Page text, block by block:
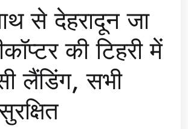
से देहरादून जा
की टिहरी में
लैंडिंग, सभी